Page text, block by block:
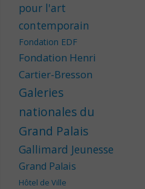
pour l'art
contemporain
Fondation EDF
Fondation Henri
Cartier-Bresson
Galeries
nationales du
Grand Palais
Gallimard Jeunesse
Grand Palais
Hôtel de Ville